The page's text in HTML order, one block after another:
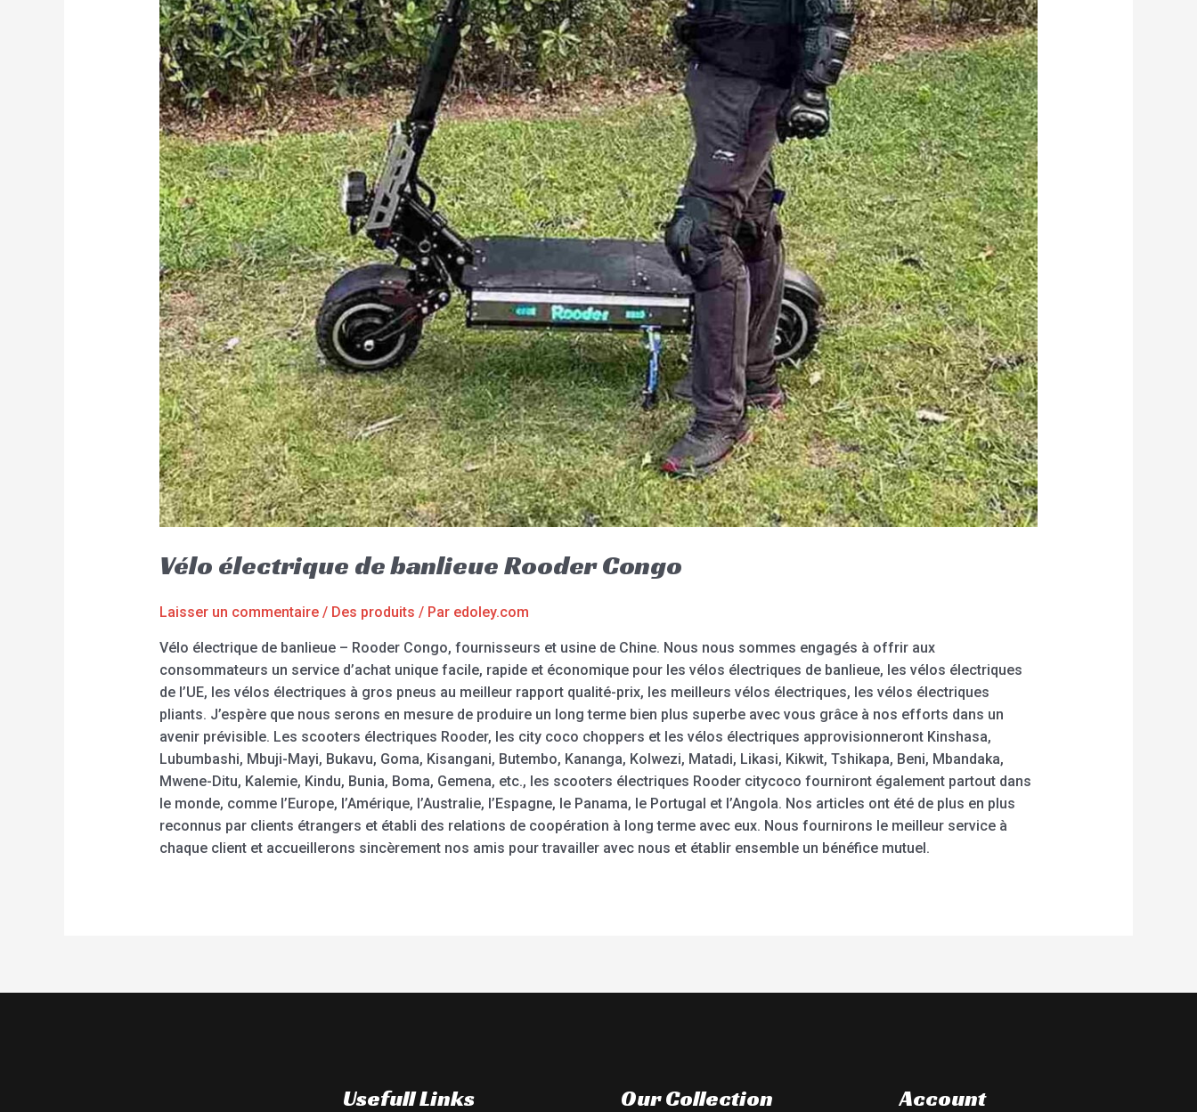
Vélo électrique de banlieue Rooder Congo
Laisser un commentaire / Des produits / Par edoley.com
Vélo électrique de banlieue – Rooder Congo, fournisseurs et usine de Chine. Nous nous sommes engagés à offrir aux
consommateurs un service d’achat unique facile, rapide et économique pour les vélos électriques de banlieue, les vélos électriques
de l’UE, les vélos électriques à gros pneus au meilleur rapport qualité-prix, les meilleurs vélos électriques, les vélos électriques
pliants. J’espère que nous serons en mesure de produire un long terme bien plus superbe avec vous grâce à nos efforts dans un
avenir prévisible. Les scooters électriques Rooder, les city coco choppers et les vélos électriques approvisionneront Kinshasa,
Lubumbashi, Mbuji-Mayi, Bukavu, Goma, Kisangani, Butembo, Kananga, Kolwezi, Matadi, Likasi, Kikwit, Tshikapa, Beni, Mbandaka,
Mwene-Ditu, Kalemie, Kindu, Bunia, Boma, Gemena, etc., les scooters électriques Rooder citycoco fourniront également partout dans
le monde, comme l’Europe, l’Amérique, l’Australie, l’Espagne, le Panama, le Portugal et l’Angola. Nos articles ont été de plus en plus
reconnus par clients étrangers et établi des relations de coopération à long terme avec eux. Nous fournirons le meilleur service à
chaque client et accueillerons sincèrement nos amis pour travailler avec nous et établir ensemble un bénéfice mutuel.
Usefull Links Our Collection Account